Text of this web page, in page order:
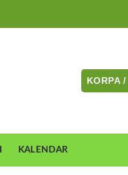
KORPA /
KALENDAR